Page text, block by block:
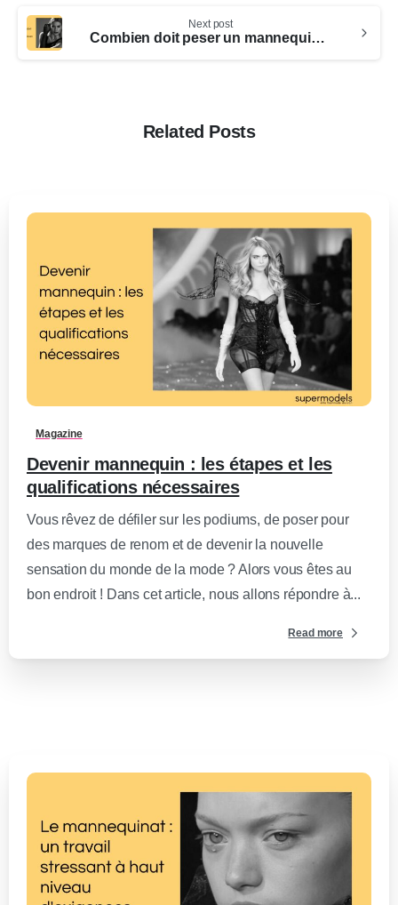
Next post
Combien doit peser un mannequin en kg ? Les exigences de poids pour les mannequins en France
Related Posts
0
Magazine
Devenir mannequin : les étapes et les
qualifications nécessaires
Vous rêvez de défiler sur les podiums, de poser pour
des marques de renom et de devenir la nouvelle
sensation du monde de la mode ? Alors vous êtes au
bon endroit ! Dans cet article, nous allons répondre à...
Read more